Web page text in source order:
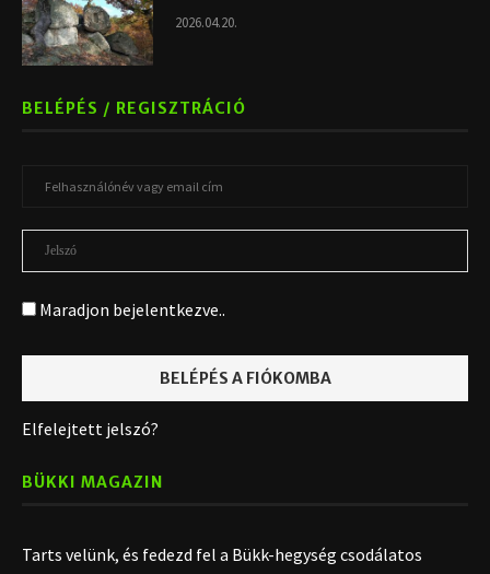
2026.04.20.
BELÉPÉS / REGISZTRÁCIÓ
Maradjon bejelentkezve..
Elfelejtett jelszó?
BÜKKI MAGAZIN
Tarts velünk, és fedezd fel a Bükk-hegység csodálatos